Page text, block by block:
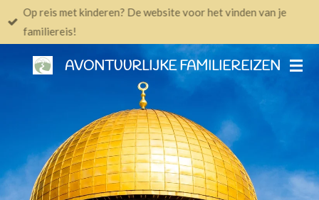
Ga
direct
AVONTUURLIJKE FAMILIEREIZEN
Op reis met kinderen? De website voor het vinden van je
familiereis!